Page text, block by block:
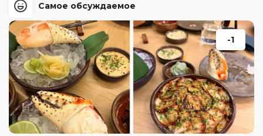
Самое обсуждаемое
-1